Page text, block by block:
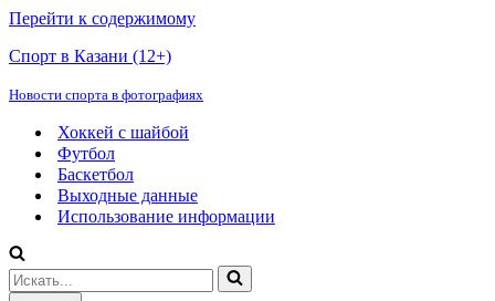
Перейти к содержимому
Спорт в Казани (12+)
Новости спорта в фотографиях
Хоккей с шайбой
Футбол
Баскетбол
Выходные данные
Использование информации
Искать...